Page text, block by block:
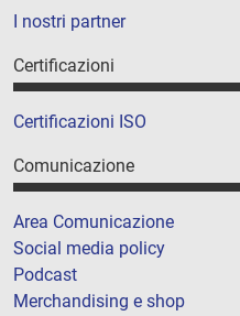
I nostri partner
Certificazioni
Certificazioni ISO
Comunicazione
Area Comunicazione
Social media policy
Podcast
Merchandising e shop